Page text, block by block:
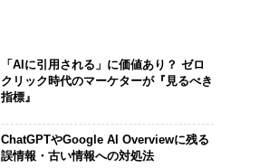
「AIに引用される」に価値あり？ ゼロ
クリック時代のマーケターが『見るべき
指標』
ChatGPTやGoogle AI Overviewに残る
誤情報・古い情報への対処法